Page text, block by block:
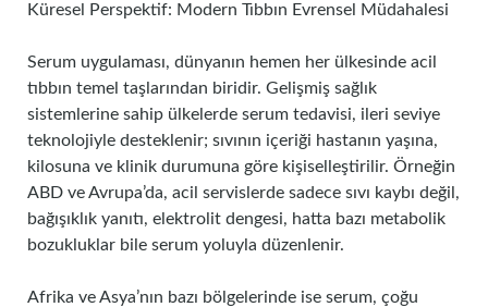
Küresel Perspektif: Modern Tıbbın Evrensel Müdahalesi
Serum uygulaması, dünyanın hemen her ülkesinde acil
tıbbın temel taşlarından biridir. Gelişmiş sağlık
sistemlerine sahip ülkelerde serum tedavisi, ileri seviye
teknolojiyle desteklenir; sıvının içeriği hastanın yaşına,
kilosuna ve klinik durumuna göre kişiselleştirilir. Örneğin
ABD ve Avrupa’da, acil servislerde sadece sıvı kaybı değil,
bağışıklık yanıtı, elektrolit dengesi, hatta bazı metabolik
bozukluklar bile serum yoluyla düzenlenir.
Afrika ve Asya’nın bazı bölgelerinde ise serum, çoğu